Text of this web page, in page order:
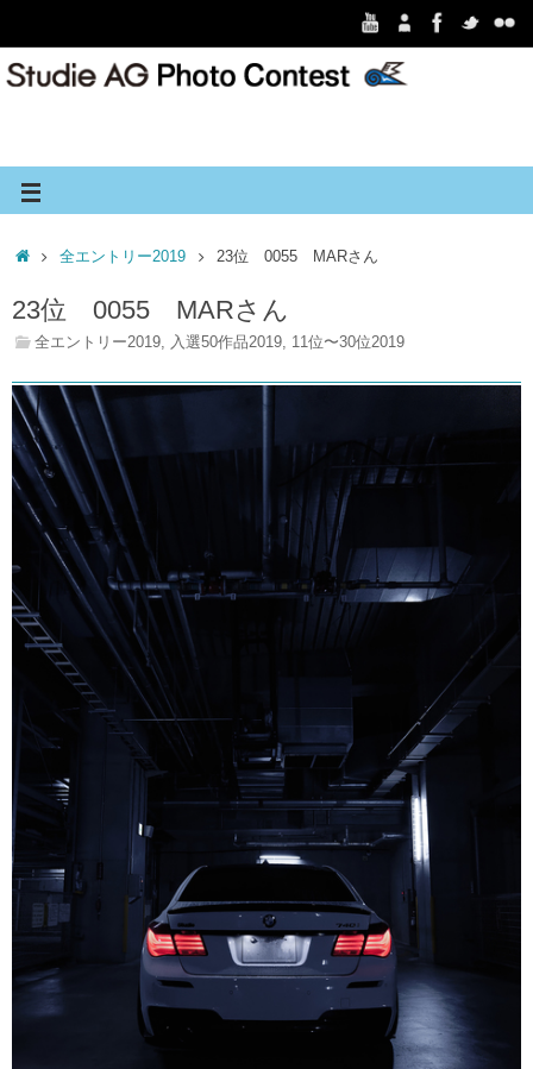
全エントリー2019 23位 0055 MARさん
23位 0055 MARさん
全エントリー2019, 入選50作品2019, 11位〜30位2019